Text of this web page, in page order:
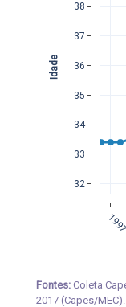
32
33
34
35
36
37
38
Idade
Fontes: Coleta
2017 (Capes/